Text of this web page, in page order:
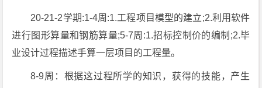
20-21-2学期:1-4周:1.工程项目模型的建立;2.利用软件
进行图形算量和钢筋算量;5-7周:1.招标控制价的编制;2.毕
业设计过程描述手算一层项目的工程量。
8-9周：根据这过程所学的知识，获得的技能，产生